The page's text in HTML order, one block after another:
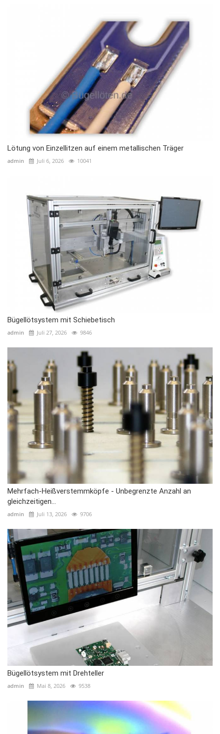
Lötung von Einzellitzen auf einem metallischen Träger
admin Juli 6, 2026 10041
Bügellötsystem mit Schiebetisch
admin Juli 27, 2026 9846
Mehrfach-Heißverstemmköpfe - Unbegrenzte Anzahl an
gleichzeitigen...
admin Juli 13, 2026 9706
Bügellötsystem mit Drehteller
admin Mai 8, 2026 9538